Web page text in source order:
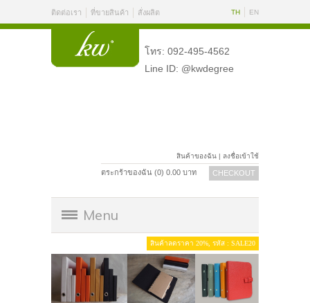
ติดต่อเรา ที่ขายสินค้า สั่งผลิต TH EN
โทร: 092-495-4562
Line ID: @kwdegree
สินค้าของฉัน | ลงชื่อเข้าใช้
ตระกร้าของฉัน (0) 0.00 บาท CHECKOUT
Menu
สินค้าลดราคา 20%, รหัส : SALE20